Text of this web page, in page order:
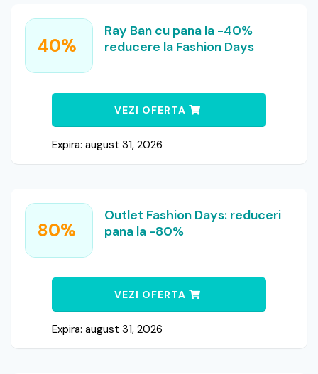
40%
Ray Ban cu pana la -40%
reducere la Fashion Days
VEZI OFERTA
Expira: august 31, 2026
80%
Outlet Fashion Days: reduceri
pana la -80%
VEZI OFERTA
Expira: august 31, 2026